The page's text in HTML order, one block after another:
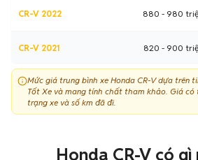
CR-V 2022 880 - 980
CR-V 2021 820 - 900
CR-V 2020 780 - 850
CR-V 2019 720 - 780
CR-V 2018 (Nhập) 680 - 740
Mức giá trung bình xe Honda CR-V dựa trên
Tốt Xe và mang tính chất tham khảo. Giá
trạng xe và số km đã đi.
Honda CR-V có gì